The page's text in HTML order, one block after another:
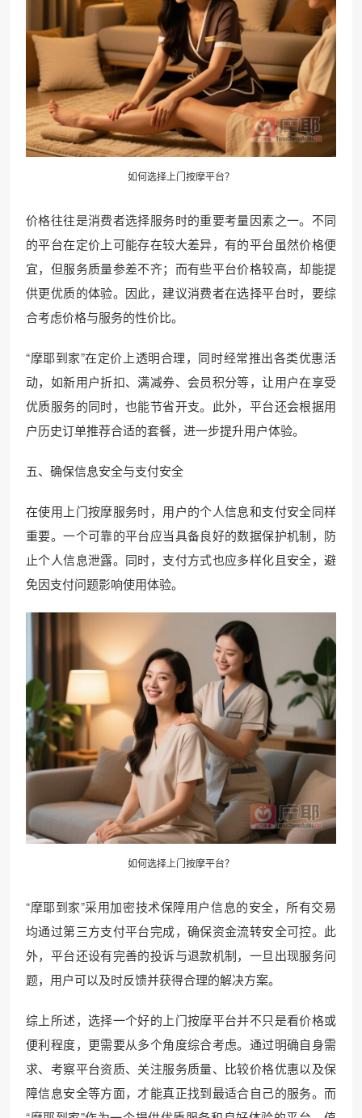
如何选择上门按摩平台？
价格往往是消费者选择服务时的重要考量因素之一。不同
的平台在定价上可能存在较大差异，有的平台虽然价格便
宜，但服务质量参差不齐；而有些平台价格较高，却能提
供更优质的体验。因此，建议消费者在选择平台时，要综
合考虑价格与服务的性价比。
“摩耶到家”在定价上透明合理，同时经常推出各类优惠活
动，如新用户折扣、满减券、会员积分等，让用户在享受
优质服务的同时，也能节省开支。此外，平台还会根据用
户历史订单推荐合适的套餐，进一步提升用户体验。
五、确保信息安全与支付安全
在使用上门按摩服务时，用户的个人信息和支付安全同样
重要。一个可靠的平台应当具备良好的数据保护机制，防
止个人信息泄露。同时，支付方式也应多样化且安全，避
免因支付问题影响使用体验。
如何选择上门按摩平台？
“摩耶到家”采用加密技术保障用户信息的安全，所有交易
均通过第三方支付平台完成，确保资金流转安全可控。此
外，平台还设有完善的投诉与退款机制，一旦出现服务问
题，用户可以及时反馈并获得合理的解决方案。
综上所述，选择一个好的上门按摩平台并不只是看价格或
便利程度，更需要从多个角度综合考虑。通过明确自身需
求、考察平台资质、关注服务质量、比较价格优惠以及保
障信息安全等方面，才能真正找到最适合自己的服务。而